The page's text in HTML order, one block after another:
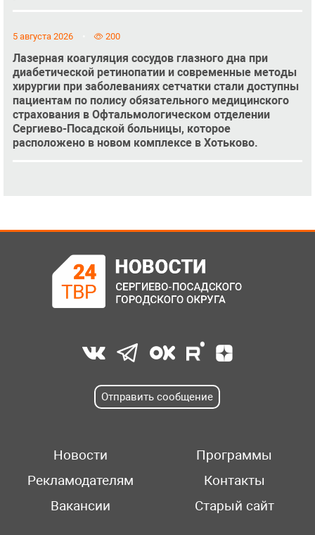
5 августа 2026 200
Лазерная коагуляция сосудов глазного дна при
диабетической ретинопатии и современные методы
хирургии при заболеваниях сетчатки стали доступны
пациентам по полису обязательного медицинского
страхования в Офтальмологическом отделении
Сергиево-Посадской больницы, которое
расположено в новом комплексе в Хотьково.
Отправить сообщение
Новости
Программы
Рекламодателям
Контакты
Вакансии
Старый сайт